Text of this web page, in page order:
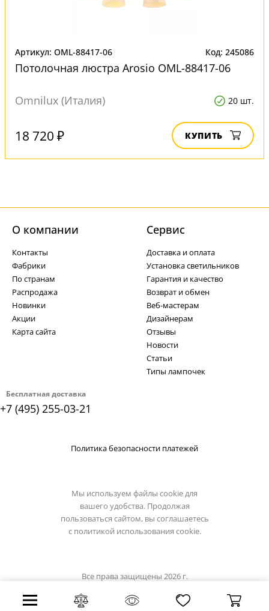
Артикул: OML-88417-06 Код: 245086
Потолочная люстра Arosio OML-88417-06
Omnilux (Италия) 20 шт.
18 720 ₽ КУПИТЬ
Бесплатная доставка
+7 (495) 255-03-21
О компании
Контакты
Фабрики
По странам
Распродажа
Новинки
Акции
Карта сайта
Cервис
Доставка и оплата
Установка светильников
Гарантия и качество
Возврат и обмен
Веб-мастерам
Дизайнерам
Отзывы
Новости
Статьи
Типы лампочек
Политика безопасности платежей
Мы используем файлы cookie для
вашего удобства. Продолжая
пользоваться сайтом, вы соглашаетесь
с политикой использования cookie.
Все права защищены 2026 г.